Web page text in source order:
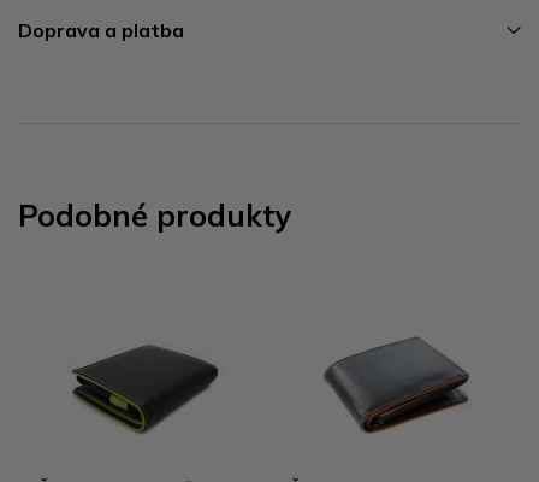
Doprava a platba
Podobné produkty